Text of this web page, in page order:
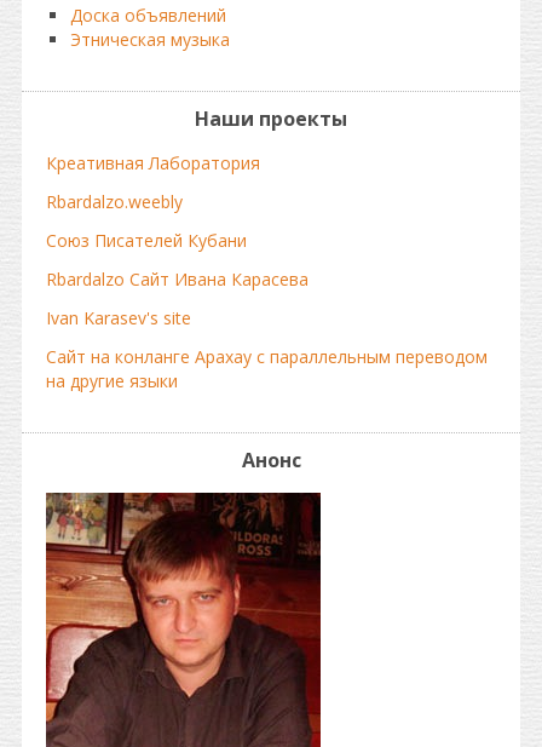
Доска объявлений
Этническая музыка
Наши проекты
Креативная Лаборатория
Rbardalzo.weebly
Союз Писателей Кубани
Rbardalzo Сайт Ивана Карасева
Ivan Karasev's site
Сайт на конланге Арахау с параллельным переводом
на другие языки
Анонс